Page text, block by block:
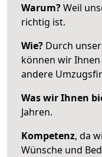
Warum?Weil
richtig ist.
Wie? Durch
können wir
andere
Was wir Ihnen
Jahren.
Kompetenz, da
Wünsche und